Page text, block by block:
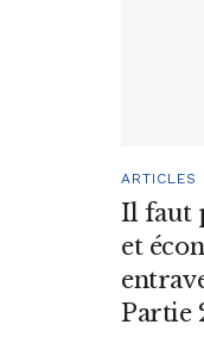
ARTICLES
Il faut
et
Partie